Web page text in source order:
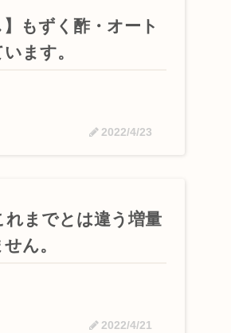
もずく酢・オート
ます。
2022/4/23
れまでとは違う増量
ん。
2022/4/21